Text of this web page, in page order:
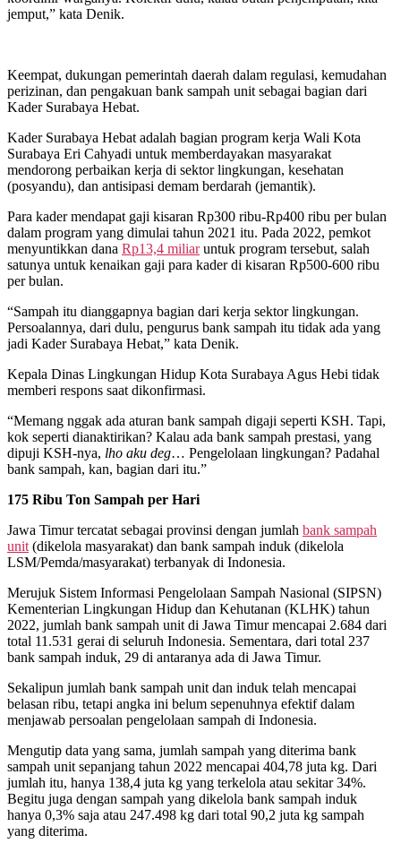
jemput,” kata Denik.
Keempat, dukungan pemerintah daerah dalam regulasi, kemudahan
perizinan, dan pengakuan bank sampah unit sebagai bagian dari
Kader Surabaya Hebat.
Kader Surabaya Hebat adalah bagian program kerja Wali Kota
Surabaya Eri Cahyadi untuk memberdayakan masyarakat
mendorong perbaikan kerja di sektor lingkungan, kesehatan
(posyandu), dan antisipasi demam berdarah (jemantik).
Para kader mendapat gaji kisaran Rp300 ribu-Rp400 ribu per bulan
dalam program yang dimulai tahun 2021 itu. Pada 2022, pemkot
menyuntikkan dana Rp13,4 miliaruntuk program tersebut, salah
satunya untuk kenaikan gaji para kader di kisaran Rp500-600 ribu
per bulan.
“Sampah itu dianggapnya bagian dari kerja sektor lingkungan.
Persoalannya, dari dulu, pengurus bank sampah itu tidak ada yang
jadi Kader Surabaya Hebat,” kata Denik.
Kepala Dinas Lingkungan Hidup Kota Surabaya Agus Hebi tidak
memberi respons saat dikonfirmasi.
“Memang nggak ada aturan bank sampah digaji seperti KSH. Tapi,
kok seperti dianaktirikan? Kalau ada bank sampah prestasi, yang
dipuji KSH-nya, lho aku deg… Pengelolaan lingkungan? Padahal
bank sampah, kan, bagian dari itu.”
175 Ribu Ton Sampah per Hari
Jawa Timur tercatat sebagai provinsi dengan jumlah bank sampah
unit (dikelola masyarakat) dan bank sampah induk (dikelola
LSM/Pemda/masyarakat) terbanyak di Indonesia.
Merujuk Sistem Informasi Pengelolaan Sampah Nasional (SIPSN)
Kementerian Lingkungan Hidup dan Kehutanan (KLHK) tahun
2022, jumlah bank sampah unit di Jawa Timur mencapai 2.684 dari
total 11.531 gerai di seluruh Indonesia. Sementara, dari total 237
bank sampah induk, 29 di antaranya ada di Jawa Timur.
Sekalipun jumlah bank sampah unit dan induk telah mencapai
belasan ribu, tetapi angka ini belum sepenuhnya efektif dalam
menjawab persoalan pengelolaan sampah di Indonesia.
Mengutip data yang sama, jumlah sampah yang diterima bank
sampah unit sepanjang tahun 2022 mencapai 404,78 juta kg. Dari
jumlah itu, hanya 138,4 juta kg yang terkelola atau sekitar 34%.
Begitu juga dengan sampah yang dikelola bank sampah induk
hanya 0,3% saja atau 247.498 kg dari total 90,2 juta kg sampah
yang diterima.